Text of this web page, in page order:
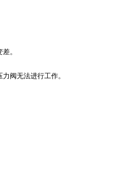
。
阀无法进行工作。